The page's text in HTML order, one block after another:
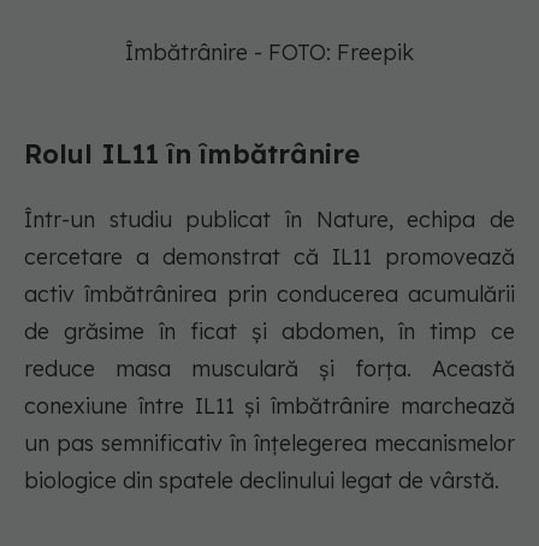
Îmbătrânire - FOTO: Freepik
Rolul IL11 în îmbătrânire
Într-un studiu publicat în Nature, echipa de
cercetare a demonstrat că IL11 promovează
activ îmbătrânirea prin conducerea acumulării
de grăsime în ficat și abdomen, în timp ce
reduce masa musculară și forța. Această
conexiune între IL11 și îmbătrânire marchează
un pas semnificativ în înțelegerea mecanismelor
biologice din spatele declinului legat de vârstă.